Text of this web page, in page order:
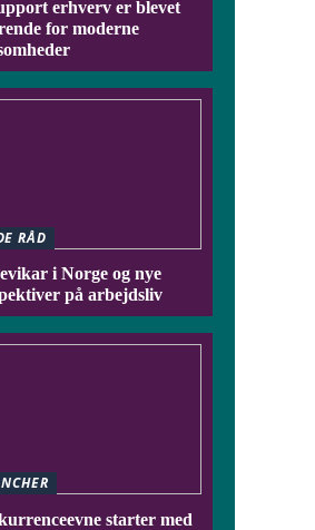
erhverv er blevet
for moderne
RÅD
i Norge og nye
på arbejdsliv
starter med